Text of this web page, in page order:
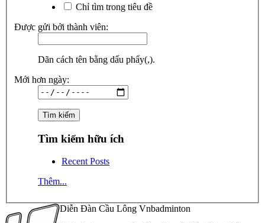
Chỉ tìm trong tiêu đề
Được gửi bởi thành viên:
Dãn cách tên bằng dấu phẩy(,).
Mới hơn ngày:
Tìm kiếm hữu ích
Recent Posts
Thêm...
Diễn Đàn Cầu Lông Vnbadminton